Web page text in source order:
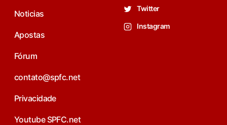
Noticias
Apostas
Fórum
contato@spfc.net
Privacidade
Youtube SPFC.net
Twitter
Instagram